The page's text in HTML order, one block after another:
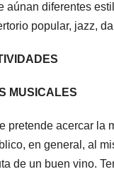
aúnan diferentes
popular, jazz,
MUSICALES
pretende acercar la
en general, al
de un buen vino.